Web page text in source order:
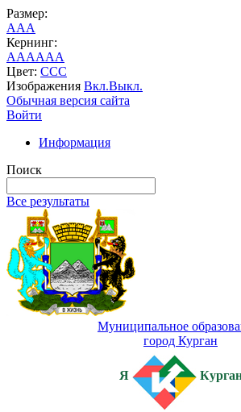
Размер:
AAA
Кернинг:
AAAAAA
Цвет: CCC
Изображения Вкл.Выкл.
Обычная версия сайта
Войти
Информация
Поиск
Все результаты
Муниципальное
город Курган
Я